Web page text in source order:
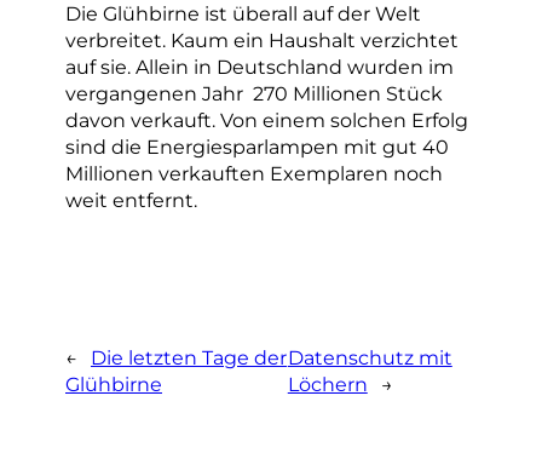
Die Glühbirne ist überall auf der Welt
verbreitet. Kaum ein Haushalt verzichtet
auf sie. Allein in Deutschland wurden im
vergangenen Jahr 270 Millionen Stück
davon verkauft. Von einem solchen Erfolg
sind die Energiesparlampen mit gut 40
Millionen verkauften Exemplaren noch
weit entfernt.
←
Die letzten Tage der
Glühbirne
Datenschutz mit
Löchern
→